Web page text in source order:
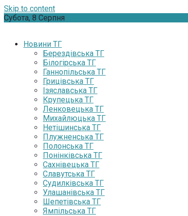
Skip to content
Субота, 8 Серпня
Новини ТГ
Берездівська ТГ
Білогірська ТГ
Ганнопільська ТГ
Грицівська ТГ
Ізяславська ТГ
Крупецька ТГ
Ленковецька ТГ
Михайлюцька ТГ
Нетішинська ТГ
Плужненська ТГ
Полонська ТГ
Понінківська ТГ
Сахнівецька ТГ
Славутська ТГ
Судилківська ТГ
Улашанівська ТГ
Шепетівська ТГ
Ямпільська ТГ